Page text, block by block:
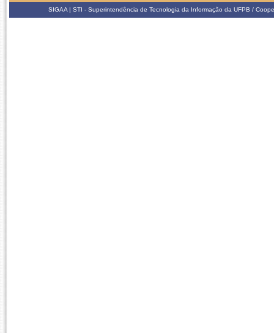
SIGAA | STI - Superintendência de Tecnologia da Informação da UFPB /